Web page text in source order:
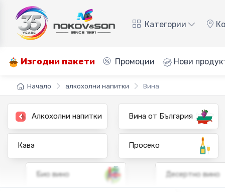
Категории
Изгодни пакети Промоции Нови
Начало алкохолни напитки Вина
Алкохолни напитки Вина от България
Кава Просеко
Био вино Десертно вино